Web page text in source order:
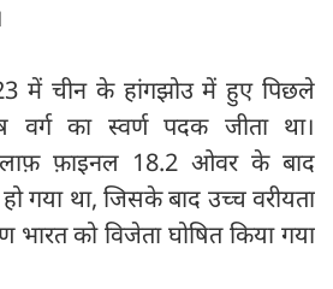
में चीन के हांगझोउ में हुए पिछले
का स्वर्ण पदक जीता था।
फ़ाइनल 18.2 ओवर के बाद
गया था, जिसके बाद उच्च वरीयता
भारत को विजेता घोषित किया गया